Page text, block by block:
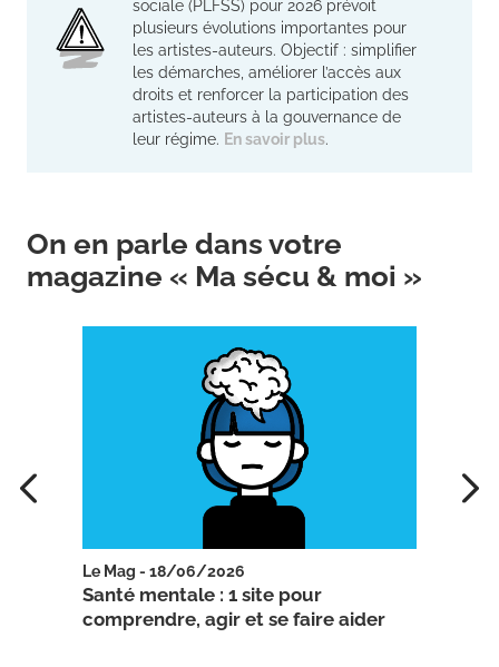
sociale (PLFSS) pour 2026 prévoit
plusieurs évolutions importantes pour
les artistes-auteurs. Objectif : simplifier
les démarches, améliorer l’accès aux
droits et renforcer la participation des
artistes-auteurs à la gouvernance de
leur régime. En savoir plus.
On en parle dans votre
magazine « Ma sécu & moi »
Le Mag - 18/06/2026
Santé mentale : 1 site pour
comprendre, agir et se faire aider